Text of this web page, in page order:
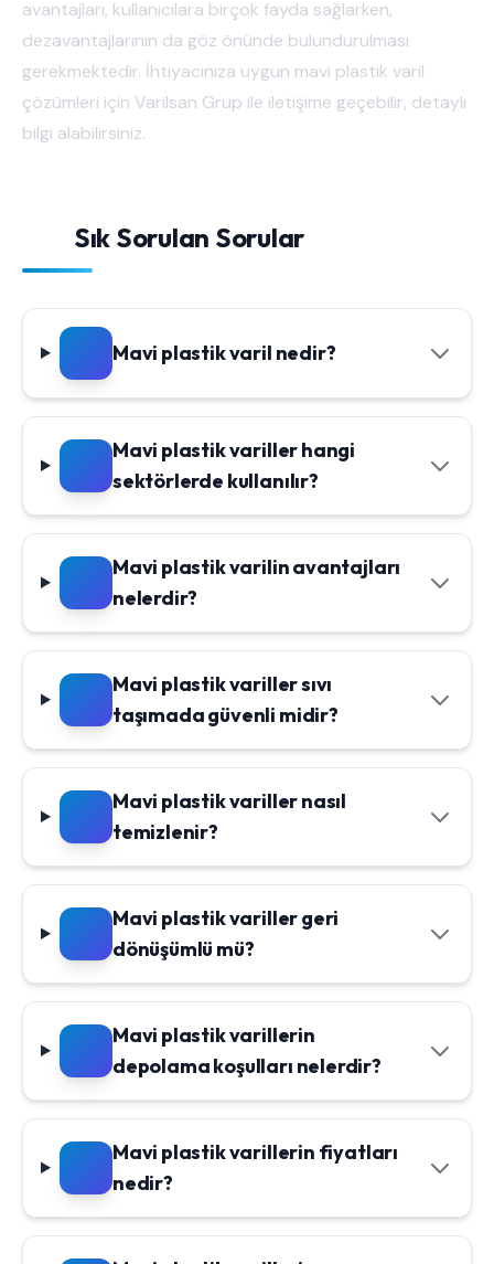
avantajları, kullanıcılara birçok fayda sağlarken,
dezavantajlarının da göz önünde bulundurulması
gerekmektedir. İhtiyacınıza uygun mavi plastik varil
çözümleri için Varilsan Grup ile iletişime geçebilir, detaylı
bilgi alabilirsiniz.
Sık Sorulan Sorular
Mavi plastik varil nedir?
Mavi plastik variller hangi
sektörlerde kullanılır?
Mavi plastik varilin avantajları
nelerdir?
Mavi plastik variller sıvı
taşımada güvenli midir?
Mavi plastik variller nasıl
temizlenir?
Mavi plastik variller geri
dönüşümlü mü?
Mavi plastik varillerin
depolama koşulları nelerdir?
Mavi plastik varillerin fiyatları
nedir?